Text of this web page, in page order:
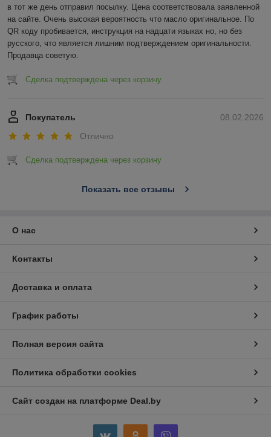
в тот же день отправил посылку. Цена соответствовала заявленной
на сайте. Очень высокая вероятность что масло оригинальное. По
QR коду пробивается, инструкция на надцати языках но, но без
русского, что является лишним подтверждением оригинальности.
Продавца советую.
Сделка подтверждена через корзину
08.02.2026
Покупатель
Отлично
Сделка подтверждена через корзину
Показать все отзывы
О нас
Контакты
Доставка и оплата
График работы
Полная версия сайта
Политика обработки cookies
Сайт создан на платформе Deal.by